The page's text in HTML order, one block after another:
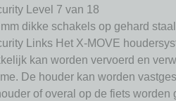
Level 7 van 18
dikke schakels op gehard staal
Links Het X-MOVE
kan worden vervoerd en
De houder kan worden
of overal op de fiets worden